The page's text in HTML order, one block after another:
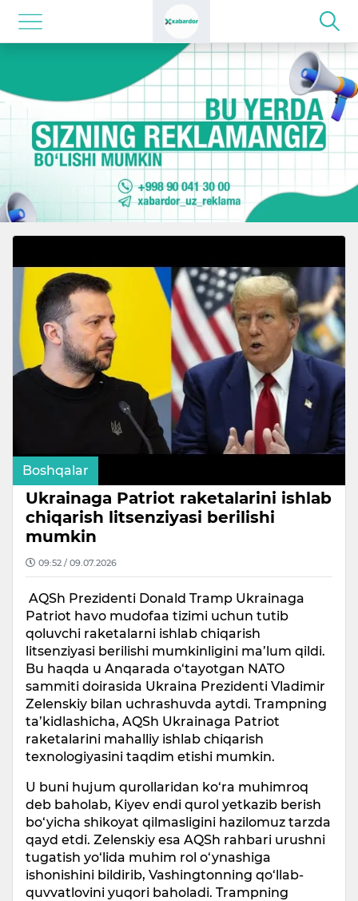
Boshqalar
Ukrainaga Patriot raketalarini ishlab
chiqarish litsenziyasi berilishi
mumkin
09:52 / 09.07.2026
AQSh Prezidenti Donald Tramp Ukrainaga
Patriot havo mudofaa tizimi uchun tutib
qoluvchi raketalarni ishlab chiqarish
litsenziyasi berilishi mumkinligini ma’lum qildi.
Bu haqda u Anqarada o‘tayotgan NATO
sammiti doirasida Ukraina Prezidenti Vladimir
Zelenskiy bilan uchrashuvda aytdi. Trampning
ta’kidlashicha, AQSh Ukrainaga Patriot
raketalarini mahalliy ishlab chiqarish
texnologiyasini taqdim etishi mumkin.
U buni hujum qurollaridan ko‘ra muhimroq
deb baholab, Kiyev endi qurol yetkazib berish
bo‘yicha shikoyat qilmasligini hazilomuz tarzda
qayd etdi. Zelenskiy esa AQSh rahbari urushni
tugatish yo‘lida muhim rol o‘ynashiga
ishonishini bildirib, Vashingtonning qo‘llab-
quvvatlovini yuqori baholadi. Trampning